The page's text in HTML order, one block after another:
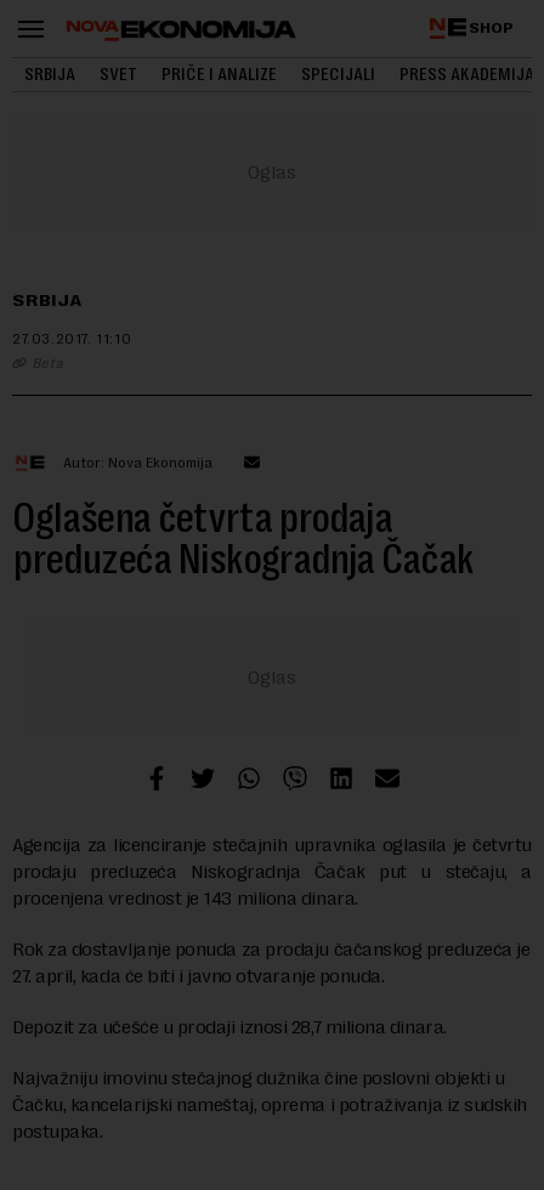
SHOP
SRBIJA SVET PRIČE I ANALIZE SPECIJALI PRESS AKADEMIJA
SRBIJA
27.03.2017. 11:10
Beta
Autor: Nova Ekonomija
Oglašena četvrta prodaja
preduzeća Niskogradnja Čačak
Agencija za licenciranje stečajnih upravnika oglasila je četvrtu
prodaju preduzeća Niskogradnja Čačak put u stečaju, a
procenjena vrednost je 143 miliona dinara.
Rok za dostavljanje ponuda za prodaju čačanskog preduzeća je
27. april, kada će biti i javno otvaranje ponuda.
Depozit za učešće u prodaji iznosi 28,7 miliona dinara.
Najvažniju imovinu stečajnog dužnika čine poslovni objekti u
Čačku, kancelarijski nameštaj, oprema i potraživanja iz sudskih
postupaka.